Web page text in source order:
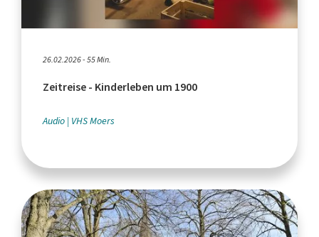
26.02.2026 - 55 Min.
Zeitreise - Kinderleben um 1900
Audio VHS Moers